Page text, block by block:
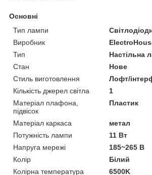
Основні
Тип лампи
Виробник
Тип
Настільна
Стан
Нове
Стиль виготовлення
Лофт/
Кількість джерел світла
1
Матеріал плафона,
підвісок
Пластик
Матеріал каркаса
метал
Потужність лампи
11 Вт
Напруга мережі
185~265 B
Колір
Білий
Колірна температура
6500K